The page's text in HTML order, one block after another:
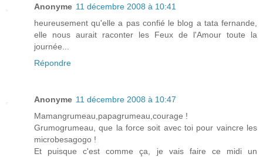
Anonyme 11 décembre 2008 à 10:41
heureusement qu'elle a pas confié le blog a tata fernande,
elle nous aurait raconter les Feux de l'Amour toute la
journée...
Répondre
Anonyme 11 décembre 2008 à 10:47
Mamangrumeau,papagrumeau,courage !
Grumogrumeau, que la force soit avec toi pour vaincre les
microbesagogo !
Et puisque c'est comme ça, je vais faire ce midi un